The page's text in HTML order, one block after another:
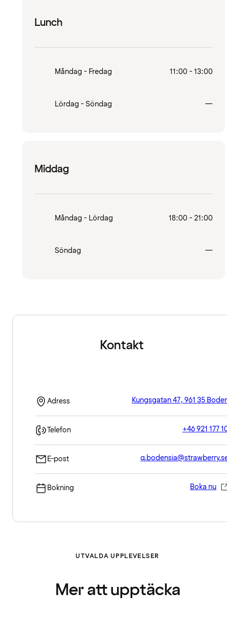
Lunch
Måndag - Fredag 11:00 - 13:00
Lördag - Söndag —
Middag
Måndag - Lördag 18:00 - 21:00
Söndag —
Kontakt
Adress Kungsgatan 47, 961 35
Telefon +46 921 177
E-post
Bokning Boka nu
UTVALDA UPPLEVELSER
Mer att upptäcka